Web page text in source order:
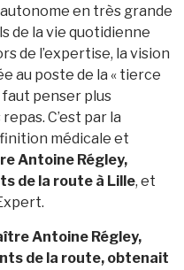
en très grande
de la vie quotidienne
de l’expertise, la vision
au poste de la « tierce
penser plus
C’est par la
médicale et
Antoine Régley,
de la route à Lille, et
Antoine Régley,
de la route, obtenait